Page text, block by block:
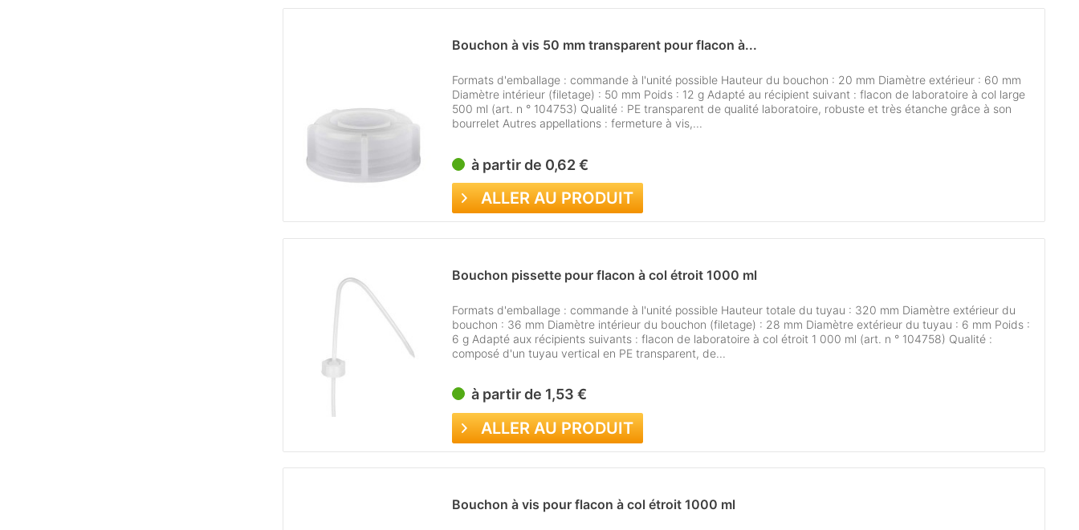
Bouchon à vis 50 mm transparent pour flacon à...
Formats d'emballage : commande à l'unité possible Hauteur du bouchon : 20 mm Diamètre extérieur : 60 mm
Diamètre intérieur (filetage) : 50 mm Poids : 12 g Adapté au récipient suivant : flacon de laboratoire à col large
500 ml (art. n ° 104753) Qualité : PE transparent de qualité laboratoire, robuste et très étanche grâce à son
bourrelet Autres appellations : fermeture à vis,...
à partir de 0,62 €
ALLER AU PRODUIT
Bouchon pissette pour flacon à col étroit 1000 ml
Formats d'emballage : commande à l'unité possible Hauteur totale du tuyau : 320 mm Diamètre extérieur du
bouchon : 36 mm Diamètre intérieur du bouchon (filetage) : 28 mm Diamètre extérieur du tuyau : 6 mm Poids :
6 g Adapté aux récipients suivants : flacon de laboratoire à col étroit 1 000 ml (art. n ° 104758) Qualité :
composé d'un tuyau vertical en PE transparent, de...
à partir de 1,53 €
ALLER AU PRODUIT
Bouchon à vis pour flacon à col étroit 1000 ml